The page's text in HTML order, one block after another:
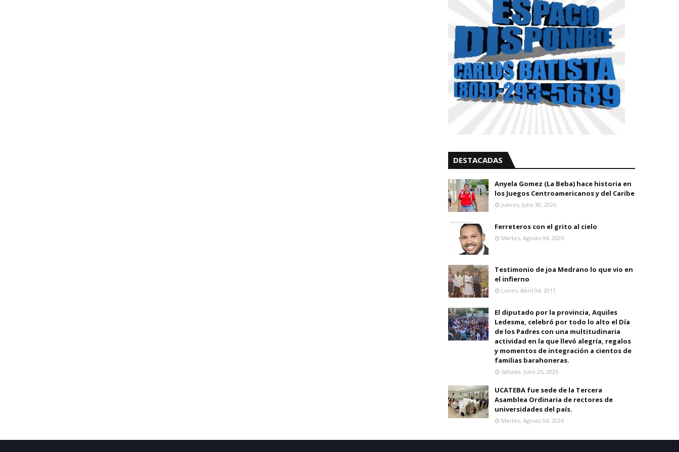
DESTACADAS
Anyela Gomez (La Beba) hace historia en
los Juegos Centroamericanos y del Caribe
Jueves, Julio 30, 2026
Ferreteros con el grito al cielo
Martes, Agosto 04, 2026
Testimonio de joa Medrano lo que vio en
el infierno
Lunes, Abril 04, 2011
El diputado por la provincia, Aquiles
Ledesma, celebró por todo lo alto el Día
de los Padres con una multitudinaria
actividad en la que llevó alegría, regalos
y momentos de integración a cientos de
familias barahoneras.
Sábado, Julio 25, 2026
UCATEBA fue sede de la Tercera
Asamblea Ordinaria de rectores de
universidades del país.
Martes, Agosto 04, 2026